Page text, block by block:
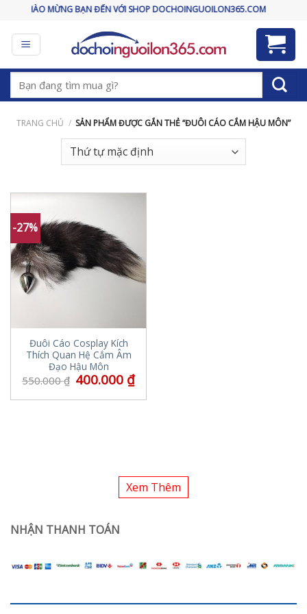
content
CHÀO MỪNG BẠN ĐẾN VỚI SHOP DOCHOINGUOILON365.COM
Tìm
kiếm:
TRANG CHỦ / SẢN PHẨM ĐƯỢC GẮN THẺ “ĐUÔI CÁO CẮM HẬU MÔN”
-27%
Đuôi Cáo Cosplay Kích
Thích Quan Hệ Cắm Âm
Đạo Hậu Môn
550.000₫ 400.000 ₫
Xem Thêm
NHẬN THANH TOÁN